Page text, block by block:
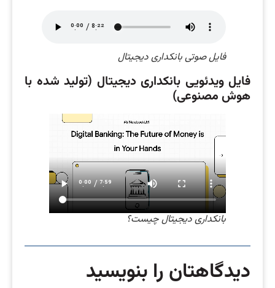
فایل صوتی بانکداری دیجیتال
فایل ویدئویی بانکداری دیجیتال (تولید شده با
هوش مصنوعی)
بانکداری دیجیتال چیست؟
دیدگاهتان را بنویسید